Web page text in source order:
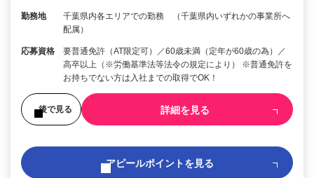
勤務地
千葉県内各エリアでの勤務 （千葉県内いずれかの事業所へ
配属）
応募資格
要普通免許（AT限定可）／60歳未満（定年が60歳の為）／
高卒以上（※労働基準法等法令の規定により） ※普通免許を
お持ちでない方は入社までの取得でOK！
後で見る 詳細を見る
アピールポイントを見る